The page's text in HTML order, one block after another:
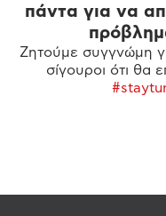
πάντα για να
Ζητούμε συγγνώμη
σίγουροι ότι θα